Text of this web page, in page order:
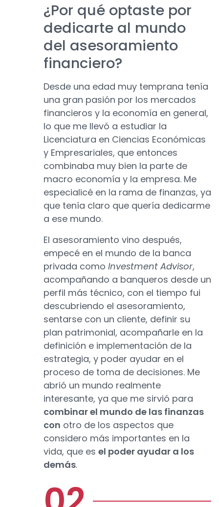
¿Por qué optaste por
dedicarte al mundo
del asesoramiento
financiero?
Desde una edad muy temprana tenía
una gran pasión por los mercados
financieros y la economía en general,
lo que me llevó a estudiar la
Licenciatura en Ciencias Económicas
y Empresariales, que entonces
combinaba muy bien la parte de
macro economía y la empresa. Me
especialicé en la rama de finanzas, ya
que tenía claro que quería dedicarme
a ese mundo.
El asesoramiento vino después,
empecé en el mundo de la banca
privada como Investment Advisor,
acompañando a banqueros desde un
perfil más técnico, con el tiempo fui
descubriendo el asesoramiento,
sentarse con un cliente, definir su
plan patrimonial, acompañarle en la
definición e implementación de la
estrategia, y poder ayudar en el
proceso de toma de decisiones. Me
abrió un mundo realmente
interesante, ya que me sirvió para
combinar el mundo de las finanzas
con otro de los aspectos que
considero más importantes en la
vida, que es el poder ayudar a los
demás.